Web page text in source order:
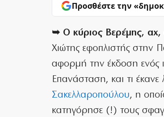
Προσθέστε την
➥ Ο κύριος Βερέμης, αχ,
Χιώτης εφοπλιστής στην
αφορμή την έκδοση ενός
Επανάσταση, και τι
Σακελλαροπούλου, η
κατηγόρησε (!) τους